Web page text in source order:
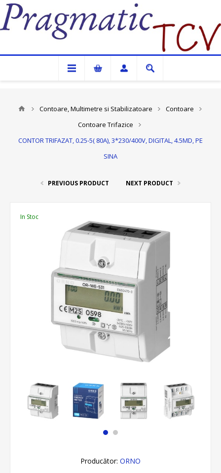
Pragmatic TCV
Contoare, Multimetre si Stabilizatoare
Contoare
Contoare Trifazice
CONTOR TRIFAZAT, 0.25-5( 80A), 3*230/400V, DIGITAL, 4.5MD, PE
SINA
PREVIOUS PRODUCT NEXT PRODUCT
In Stoc
Producător: ORNO